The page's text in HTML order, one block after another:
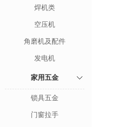
焊机类
空压机
角磨机及配件
发电机
家用五金
锁具五金
门窗拉手